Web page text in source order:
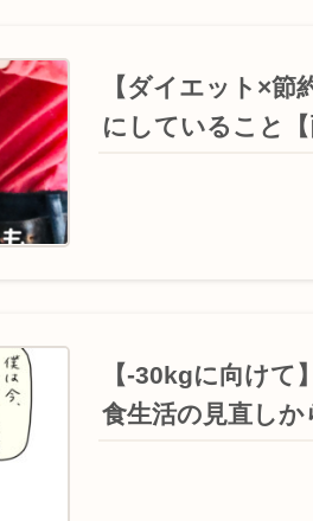
【ダイエット×節
にしていること【
【-30kgに向けて
食生活の見直しか